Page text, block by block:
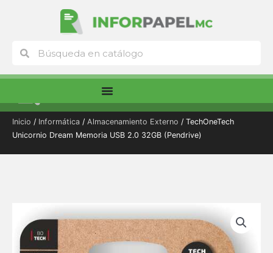
Buscar
Inicio / Informática / Almacenamiento Externo / TechOneTech
Unicornio Dream Memoria USB 2.0 32GB (Pendrive)